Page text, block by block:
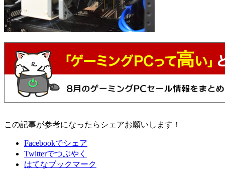
この記事が参考になったらシェアお願いします！
Facebookでシェア
Twitterでつぶやく
はてなブックマーク